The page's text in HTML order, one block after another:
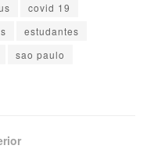
covid 19
estudantes
sao paulo